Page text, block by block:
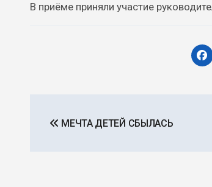
В приёме приняли участие
по
МЕЧТА ДЕТЕЙ СБЫЛАСЬ